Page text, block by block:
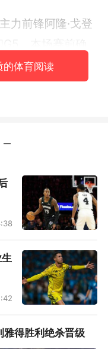
力前锋阿隆·戈登
伤缺席整个系列
出。
体育阅读
雅得胜利绝杀晋级